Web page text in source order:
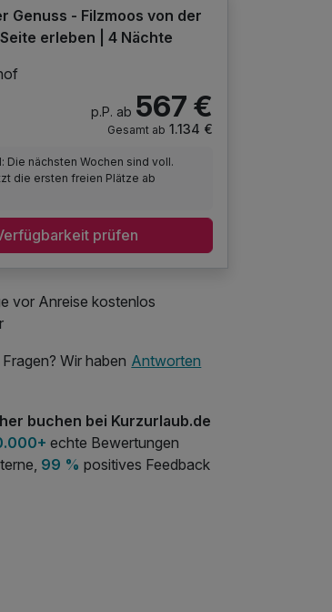
Genuss - Filzmoos von der
erleben | 4 Nächte
p.P. ab 567 €
Gesamt ab 1.134 €
Die nächsten Wochen sind voll.
die ersten freien Plätze ab
prüfen
vor Anreise kostenlos
Wir haben Antworten
buchen bei Kurzurlaub.de
echte Bewertungen
99 % positives Feedback